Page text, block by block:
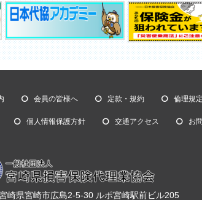
会員の皆様へ 定款・規約 倫理規
個人情報保護方針 交通アクセス お
崎県宮崎市広島2-5-30 ルポ宮崎駅前ビル205